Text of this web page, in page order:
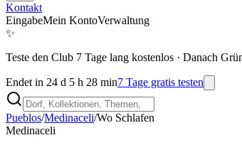
Kontakt
EingabeMein KontoVerwaltung
✨
Teste den Club 7 Tage lang kostenlos · Danach
Endet in 24 d 5 h 28 min7 Tage gratis testen
Pueblos/Medinaceli/Wo Schlafen
Medinaceli